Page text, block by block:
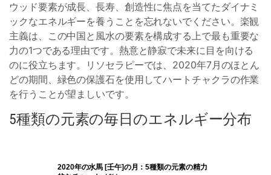
ウッド要素が成長、長寿、創造性に焦点を当てたダイナミ
ックなエネルギーを養うことを忘れないでください。楽観
主義は、この中国と風水の要素を構成する上で最も重要な
力の1つである理由です。熱意と静寂で未来に目を向ける
のに役立ちます。リソセラピーでは、2020年7月のほとん
どの期間、緑色の保護石を使用してハートチャクラの作業
を行うことが望ましいです。
5種類の元素の毎日のエネルギー分布
2020年の水馬 [壬午]の月：5種類の元素の精力